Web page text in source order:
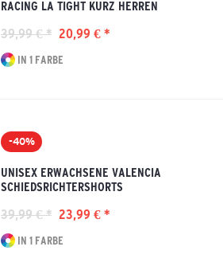
RACING LA TIGHT KURZ HERREN
39,99 € * 20,99 € *
IN 1 FARBE
-40%
UNISEX ERWACHSENE VALENCIA
SCHIEDSRICHTERSHORTS
39,99 € * 23,99 € *
IN 1 FARBE